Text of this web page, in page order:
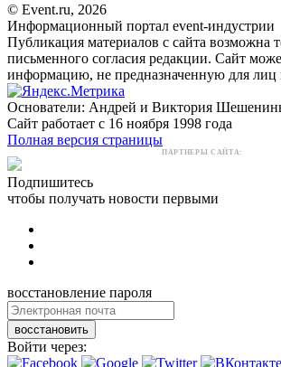
© Event.ru, 2026
Информационный портал event-индустрии
Публикация материалов с сайта возможна
письменного согласия редакции. Сайт
информацию, не предназначенную для лиц
Основатели: Андрей и Виктория
Сайт работает с 16 ноября 1998 года
Полная версия страницы
ПАРТНЕРЫ САЙТА:
Подпишитесь
чтобы получать новости первыми
восстановление пароля
восстановить
Войти через: